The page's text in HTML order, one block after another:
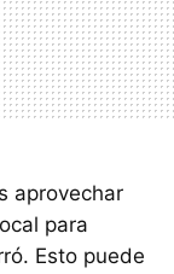
aprovechar
para
Esto puede